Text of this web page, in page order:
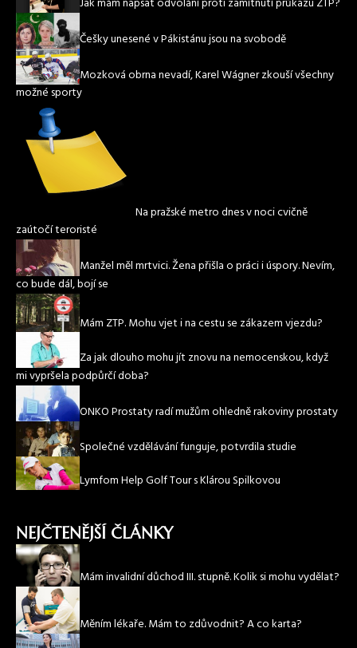
Češky unesené v Pákistánu jsou na svobodě
Mozková obrna nevadí, Karel Wágner zkouší všechny
možné sporty
Na pražské metro dnes v noci cvičně
zaútočí teroristé
Manžel měl mrtvici. Žena přišla o práci i úspory. Nevím,
co bude dál, bojí se
Mám ZTP. Mohu vjet i na cestu se zákazem vjezdu?
Za jak dlouho mohu jít znovu na nemocenskou, když
mi vypršela podpůrčí doba?
ONKO Prostaty radí mužům ohledně rakoviny prostaty
Společné vzdělávání funguje, potvrdila studie
Lymfom Help Golf Tour s Klárou Spilkovou
NEJČTENĚJŠÍ ČLÁNKY
Mám invalidní důchod III. stupně. Kolik si mohu vydělat?
Měním lékaře. Mám to zdůvodnit? A co karta?